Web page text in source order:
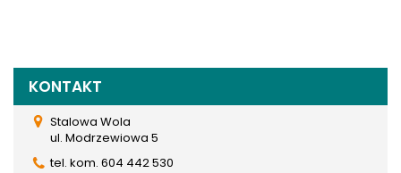
KONTAKT
Stalowa Wola
ul. Modrzewiowa 5
tel. kom. 604 442 530